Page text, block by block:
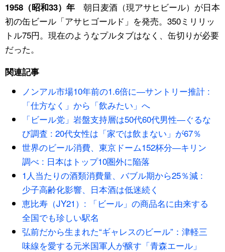
科学・技術
暮らし
スポーツ・東京2020
Books
Cinema
Topics
Images
People
東京
お知らせ
1958（昭和33）年朝日麦酒（現アサヒビール）が日本
初の缶ビール「アサヒゴールド」を発売。350ミリリッ
トル75円。現在のようなプルタブはなく、缶切りが必要
だった。
関連記事
ノンアル市場10年前の1.6倍に―サントリー推計 :
「仕方なく」から「飲みたい」へ
「ビール党」岩盤支持層は50代60代男性―ぐるな
び調査 : 20代女性は「家では飲まない」が67％
世界のビール消費、東京ドーム152杯分―キリン
調べ : 日本はトップ10圏外に陥落
1人当たりの酒類消費量、バブル期から25％減 :
少子高齢化影響、日本酒は低迷続く
恵比寿（JY21）: 「ビール」の商品名に由来する
全国でも珍しい駅名
弘前だから生まれた“ギャレスのビール”：津軽三
味線を愛する元米国軍人が醸す「青森エール」